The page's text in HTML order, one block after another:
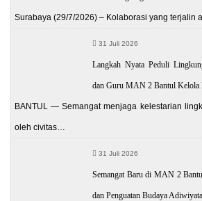
Surabaya (29/7/2026) – Kolaborasi yang terjalin
31 Juli 2026
Langkah Nyata Peduli
dan Guru MAN 2 Bantul Kelola
BANTUL — Semangat menjaga kelestarian
oleh civitas…
31 Juli 2026
Semangat Baru di MAN 2
dan Penguatan Budaya